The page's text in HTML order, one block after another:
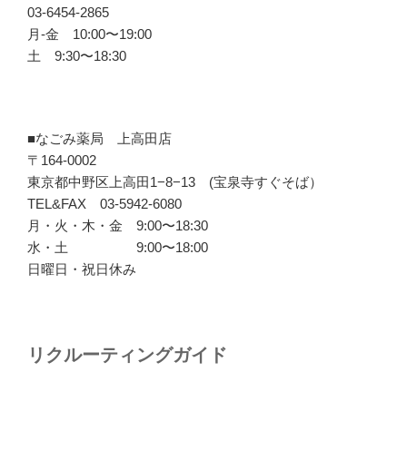
03-6454-2865
月-金 10:00〜19:00
土 9:30〜18:30
■なごみ薬局 上高田店
〒164-0002
東京都中野区上高田1−8−13 (宝泉寺すぐそば）
TEL&FAX 03-5942-6080
月・火・木・金 9:00〜18:30
水・土 9:00〜18:00
日曜日・祝日休み
リクルーティングガイド